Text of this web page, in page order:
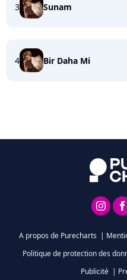
3 Sunam
4 Bir Daha Mi
A propos de Purecharts |
Politique de protection des
Publicité |